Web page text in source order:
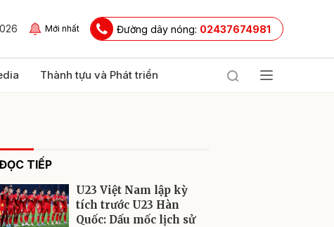
Mới nhất Đường dây nóng: 02437674981
Thành tựu và Phát triển
TIẾP
U23 Việt Nam lập kỳ
tích trước U23 Hàn
Quốc: Dấu mốc lịch sử